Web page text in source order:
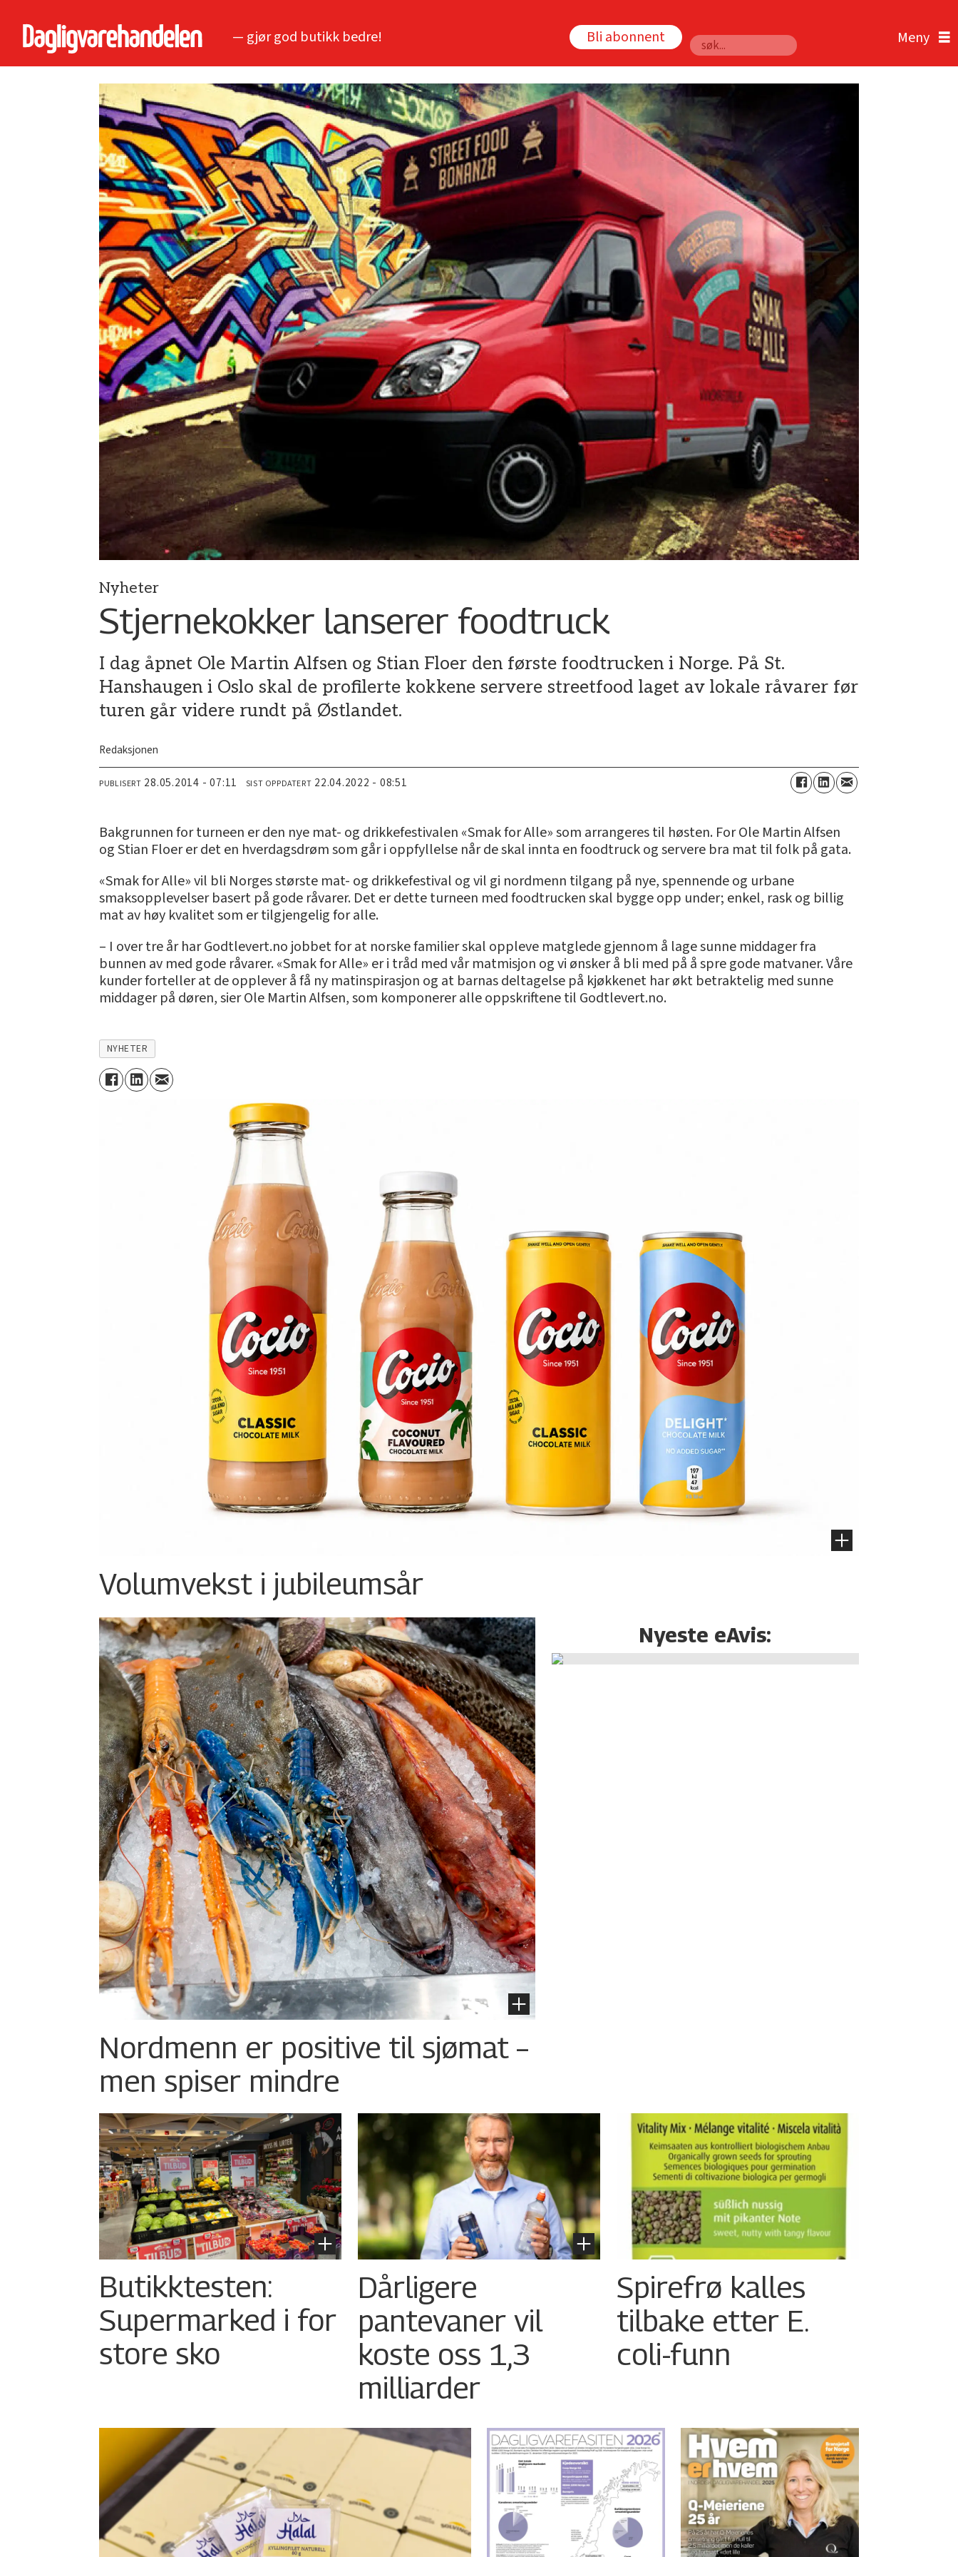
— gjør god butikk bedre! Bli abonnent
Søk
Nyheter
Stjernekokker lanserer foodtruck
I dag åpnet Ole Martin Alfsen og Stian Floer den første foodtrucken i Norge. På St.
Hanshaugen i Oslo skal de profilerte kokkene servere streetfood laget av lokale råvarer før
turen går videre rundt på Østlandet.
Redaksjonen
PUBLISERT 28.05.2014 - 07:11 SIST OPPDATERT 22.04.2022 - 08:51
Bakgrunnen for turneen er den nye mat- og drikkefestivalen «Smak for Alle» som arrangeres til høsten. For Ole Martin Alfsen
og Stian Floer er det en hverdagsdrøm som går i oppfyllelse når de skal innta en foodtruck og servere bra mat til folk på gata.
«Smak for Alle» vil bli Norges største mat- og drikkefestival og vil gi nordmenn tilgang på nye, spennende og urbane
smaksopplevelser basert på gode råvarer. Det er dette turneen med foodtrucken skal bygge opp under; enkel, rask og billig
mat av høy kvalitet som er tilgjengelig for alle.
– I over tre år har Godtlevert.no jobbet for at norske familier skal oppleve matglede gjennom å lage sunne middager fra
bunnen av med gode råvarer. «Smak for Alle» er i tråd med vår matmisjon og vi ønsker å bli med på å spre gode matvaner. Våre
kunder forteller at de opplever å få ny matinspirasjon og at barnas deltagelse på kjøkkenet har økt betraktelig med sunne
middager på døren, sier Ole Martin Alfsen, som komponerer alle oppskriftene til Godtlevert.no.
NYHETER
Volumvekst i jubileumsår
Nordmenn er positive til sjømat –
men spiser mindre
Nyeste eAvis:
Butikktesten:
Supermarked i for
store sko
Dårligere
pantevaner vil
koste oss 1,3
milliarder
Spirefrø kalles
tilbake etter E.
coli-funn